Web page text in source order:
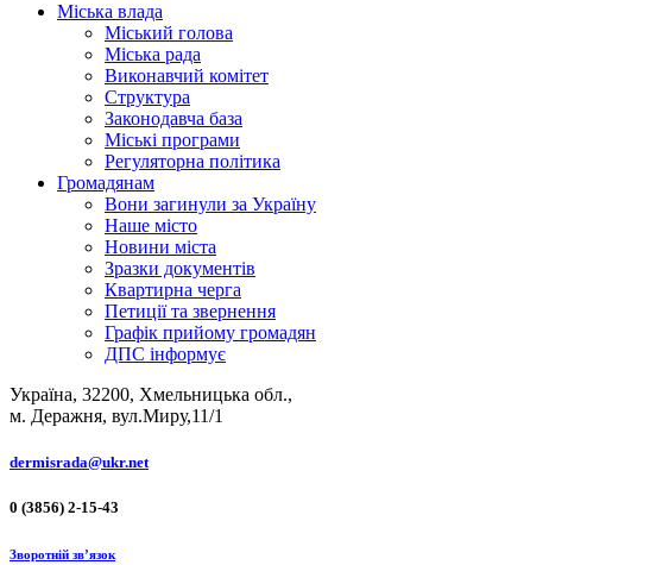
Міська влада
Міський голова
Міська рада
Виконавчий комітет
Структура
Законодавча база
Міські програми
Регуляторна політика
Громадянам
Вони загинули за Україну
Наше місто
Новини міста
Зразки документів
Квартирна черга
Петиції та звернення
Графік прийому громадян
ДПС інформує
Україна, 32200, Хмельницька обл.,
м. Деражня, вул.Миру,11/1
dermisrada@ukr.net
0 (3856) 2-15-43
Зворотній зв’язок